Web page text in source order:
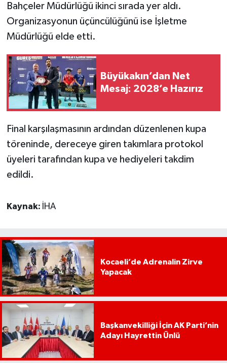
Bahçeler Müdürlüğü ikinci sırada yer aldı.
Organizasyonun üçüncülüğünü ise İşletme
Müdürlüğü elde etti.
Büyükakın’dan Net
Mesaj: 2028’e Hazırız
Final karşılaşmasının ardından düzenlenen kupa
töreninde, dereceye giren takımlara protokol
üyeleri tarafından kupa ve hediyeleri takdim
edildi.
Kaynak: İHA
Kocaeli’de Adrenalin Zirve
Yapacak
Başkanvekilliği İçin AK Parti’nin
Adayı Hayrettin Ünlü